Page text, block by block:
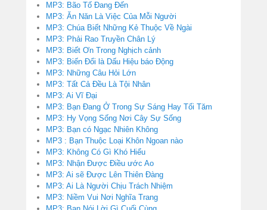
MP3: Bão Tố Đang Đến
MP3: Ăn Năn Là Việc Của Mỗi Người
MP3: Chúa Biết Những Kẻ Thuộc Về Ngài
MP3: Phải Rao Truyền Chân Lý
MP3: Biết Ơn Trong Nghịch cảnh
MP3: Biến Đổi là Dấu Hiệu báo Động
MP3: Những Câu Hỏi Lớn
MP3: Tất Cả Đều Là Tội Nhân
MP3: Ai Vĩ Đại
MP3: Bạn Đang Ở Trong Sự Sáng Hay Tối Tăm
MP3: Hy Vọng Sống Nơi Cây Sự Sống
MP3: Bạn có Ngạc Nhiên Không
MP3 : Bạn Thuộc Loại Khôn Ngoan nào
MP3: Không Có Gì Khó Hiểu
MP3: Nhận Được Điều ước Ao
MP3: Ai sẽ Được Lên Thiên Đàng
MP3: Ai Là Người Chịu Trách Nhiệm
MP3: Niềm Vui Nơi Nghĩa Trang